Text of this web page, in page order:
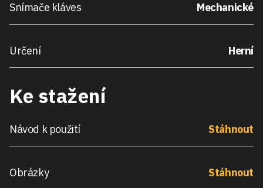
Snímače kláves Mechanické
Určení Herní
Ke stažení
Návod k použití Stáhnout
Obrázky Stáhnout